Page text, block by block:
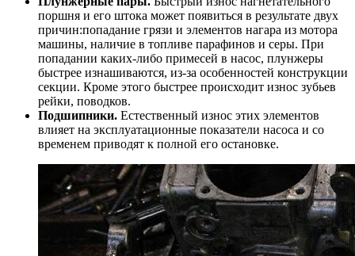
поршня и его штока может появиться в результате двух
причин:попадание грязи и элементов нагара из мотора
машины, наличие в топливе парафинов и серы. При
попадании каких-либо примесей в насос, плунжеры
быстрее изнашиваются, из-за особенностей конструкции
секции. Кроме этого быстрее происходит износ зубьев
рейки, поводков.
Подшипники. Естественный износ этих элементов
влияет на эксплуатационные показатели насоса и со
временем приводят к полной его остановке.